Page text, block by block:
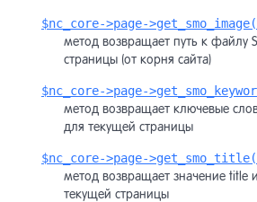
$nc_core->page-
метод возвращает путь к файлу
страницы (от корня сайта)
$nc_core->page-
метод возвращает ключевые
для текущей страницы
$nc_core->page-
метод возвращает значение title
текущей страницы